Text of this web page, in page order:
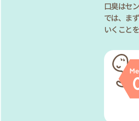
口臭はセ
では、ま
いくこと